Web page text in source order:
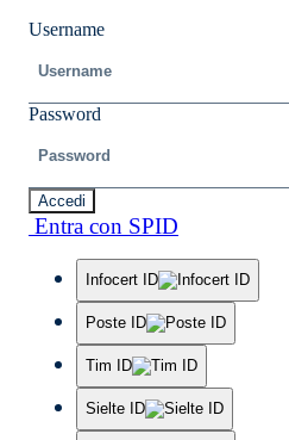
Username
Password
Accedi
Entra con SPID
Infocert ID
Poste ID
Tim ID
Sielte ID